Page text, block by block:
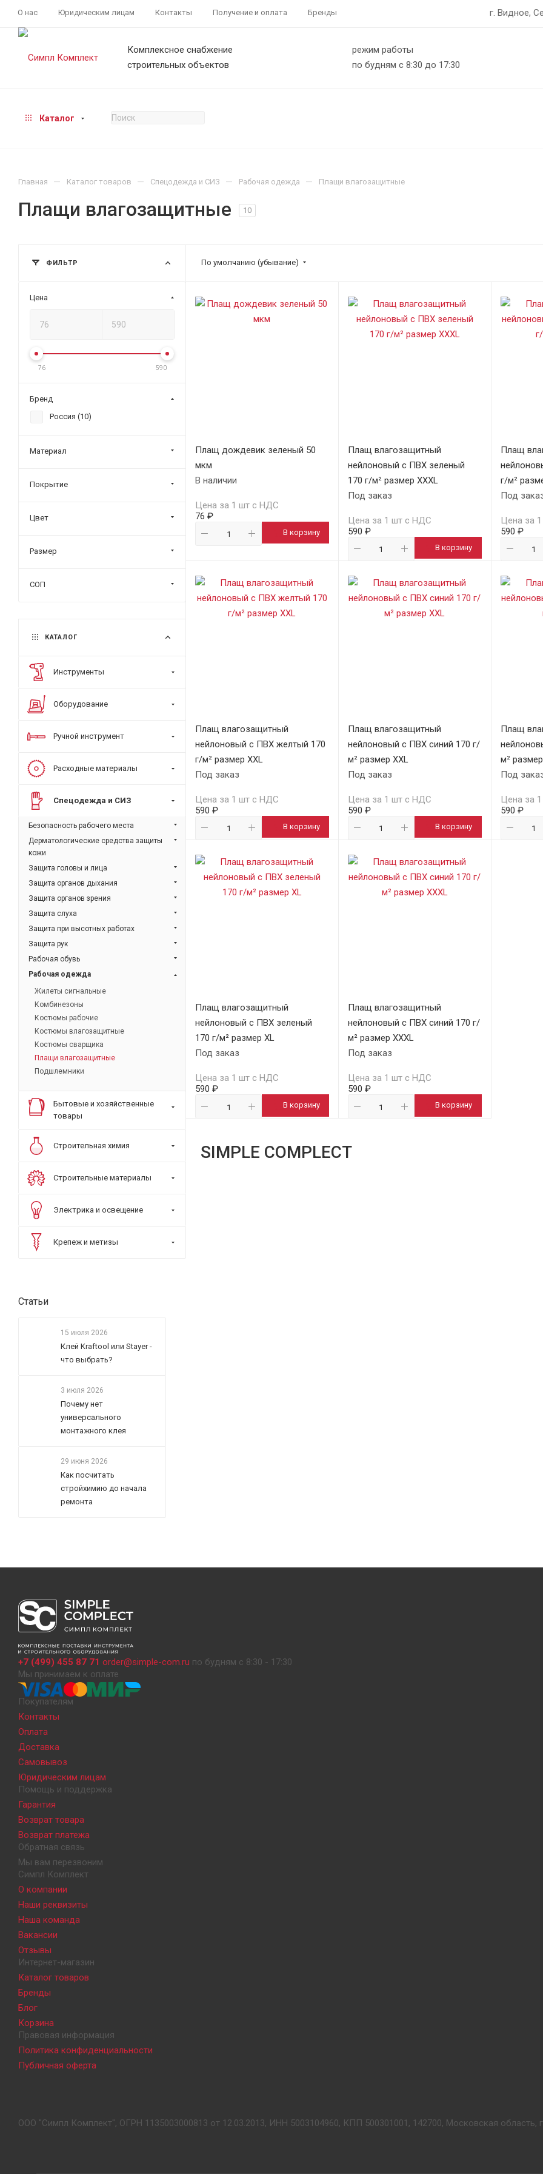
О нас Юридическим лицам Контакты Получение и оплата Бренды г. Видное,
Комплексное снабжение
строительных объектов
режим работы
по будням с 8:30 до 17:30
Каталог
Главная — Каталог товаров — Спецодежда и СИЗ — Рабочая одежда — Плащи влагозащитные
Плащи влагозащитные 10
По умолчанию (убывание)
Плащ дождевик зеленый 50
мкм
В наличии
Цена за 1 шт с НДС
76 ₽
В корзину
Плащ влагозащитный
нейлоновый с ПВХ зеленый
170 г/м² размер XXXL
Под заказ
Цена за 1 шт с НДС
590 ₽
В корзину
Плащ
г/м²
Под
Цена за
590 ₽
Плащ влагозащитный
нейлоновый с ПВХ желтый 170
г/м² размер XXL
Под заказ
Цена за 1 шт с НДС
590 ₽
В корзину
Плащ влагозащитный
нейлоновый с ПВХ синий 170 г/
м² размер XXL
Под заказ
Цена за 1 шт с НДС
590 ₽
В корзину
Плащ
м² размер
Под
Цена за
590 ₽
Плащ влагозащитный
нейлоновый с ПВХ зеленый
170 г/м² размер XL
Под заказ
Цена за 1 шт с НДС
590 ₽
В корзину
Плащ влагозащитный
нейлоновый с ПВХ синий 170 г/
м² размер XXXL
Под заказ
Цена за 1 шт с НДС
590 ₽
В корзину
SIMPLE COMPLECT
ФИЛЬТР
Цена
76 590
Бренд
Россия (10)
Материал
Покрытие
Цвет
Размер
СОП
КАТАЛОГ
Инструменты
Оборудование
Ручной инструмент
Расходные материалы
Спецодежда и СИЗ
Безопасность рабочего места
Дерматологические средства защиты
кожи
Защита головы и лица
Защита органов дыхания
Защита органов зрения
Защита слуха
Защита при высотных работах
Защита рук
Рабочая обувь
Рабочая одежда
Жилеты сигнальные
Комбинезоны
Костюмы рабочие
Костюмы влагозащитные
Костюмы сварщика
Плащи влагозащитные
Подшлемники
Бытовые и хозяйственные
товары
Строительная химия
Строительные материалы
Электрика и освещение
Крепеж и метизы
Статьи
15 июля 2026
Клей Kraftool или Stayer -
что выбрать?
3 июля 2026
Почему нет
универсального
монтажного клея
29 июня 2026
Как посчитать
стройхимию до начала
ремонта
+7 (499) 455 87 71 order@simple-com.ru по будням с 8:30 - 17:30
Мы принимаем к оплате
Покупателям
Контакты
Оплата
Доставка
Самовывоз
Юридическим лицам
Помощь и поддержка
Гарантия
Возврат товара
Возврат платежа
Обратная связь
Мы вам перезвоним
Симпл Комплект
О компании
Наши реквизиты
Наша команда
Вакансии
Отзывы
Интернет-магазин
Каталог товаров
Бренды
Блог
Корзина
Правовая информация
Политика конфиденциальности
Публичная оферта
ООО "Симпл Комплект", ОГРН 1135003000813 от 12.03.2013, ИНН 5003104960, КПП 500301001, 142700, Московская